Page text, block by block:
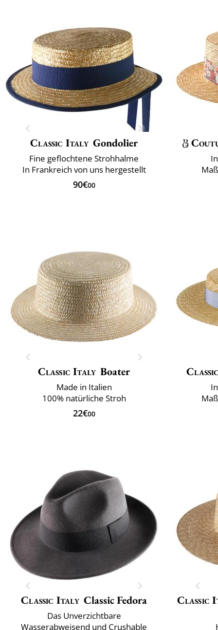
Classic Italy Gondolier
Fine geflochtene Strohhalme
In Frankreich von uns hergestellt
90€00
Classic Italy Boater
Made in Italien
100% natürliche Stroh
22€00
Classic Italy Classic Fedora
Das Unverzichtbare
Wasserabweisend und Crushable
Classic